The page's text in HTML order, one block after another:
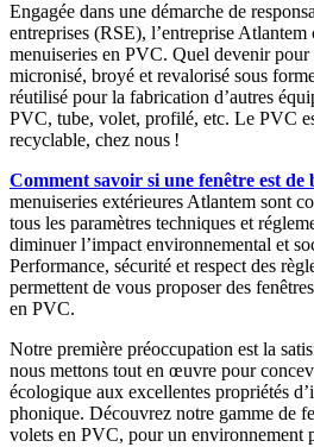
Engagée dans une démarche de
entreprises (RSE), l’entreprise Atlantem
menuiseries en PVC. Quel devenir
micronisé, broyé et revalorisé sous
réutilisé pour la fabrication d’autres
PVC, tube, volet, profilé, etc. Le PVC
recyclable, chez nous !
Comment savoir si une fenêtre est de
menuiseries extérieures Atlantem sont
tous les paramètres techniques et
diminuer l’impact environnemental et
Performance, sécurité et respect des
permettent de vous proposer des
en PVC.
Notre première préoccupation est la
nous mettons tout en œuvre pour
écologique aux excellentes propriétés
phonique. Découvrez notre gamme de
volets en PVC, pour un environnement